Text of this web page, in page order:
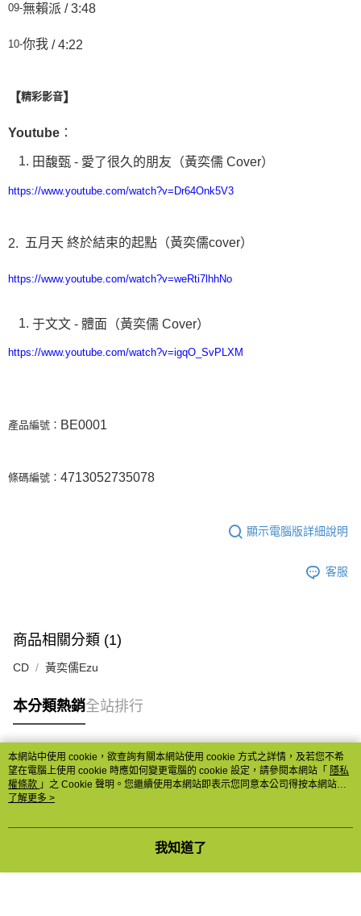
09-無賴派 / 3:48
10-你我 / 4:22
【精彩影音】
Youtube ：
田馥甄 - 愛了很久的朋友（黃奕儒 Cover）
https://www.youtube.com/watch?v=Dr64Onk5V3
2. 五月天 終於結束的起點（黃奕儒cover）
https://www.youtube.com/watch?v=weRti7lhhNo
于文文 - 體面（黃奕儒 Cover）
https://www.youtube.com/watch?v=igqO_SvPLXM
產品編號： BE0001
條碼編號： 4713052735078
顯示電腦版詳細說明
客服
商品相關分類 (1)
CD 黃奕儒Ezu
本分類熱銷全站排行
熱門標籤
本網站中使用 cookie，欲查詢有關本網站使用 cookie 方式之詳情，及若您不希
望在電腦上使用 cookie 時應如何變更電腦的 cookie 設定，請參閱本網站「 隱私
權條款 」之 Cookie 聲明。您繼續使用本網站即表示您同意本公司得按本網站使
用條款之 Cookie 聲明使用 cookie。
了解更多 >
我知道了